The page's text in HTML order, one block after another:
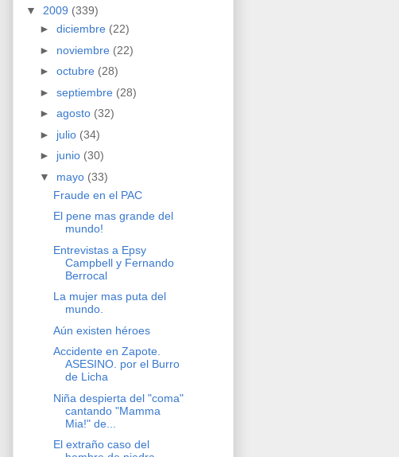
▼ 2009 (339)
► diciembre (22)
► noviembre (22)
► octubre (28)
► septiembre (28)
► agosto (32)
► julio (34)
► junio (30)
▼ mayo (33)
Fraude en el PAC
El pene mas grande del
mundo!
Entrevistas a Epsy
Campbell y Fernando
Berrocal
La mujer mas puta del
mundo.
Aún existen héroes
Accidente en Zapote.
ASESINO. por el Burro
de Licha
Niña despierta del "coma"
cantando "Mamma
Mia!" de...
El extraño caso del